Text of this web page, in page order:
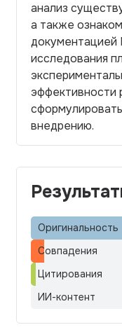
анализ
а также
документацией
исследования
эффективности
внедрению.
Оригинальность
Совпадения
Цитирования
ИИ-контент